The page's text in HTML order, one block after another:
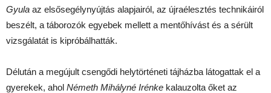
Gyula az elsősegélynyújtás alapjairól, az újraélesztés technikáiról
beszélt, a táborozók egyebek mellett a mentőhívást és a sérült
vizsgálatát is kipróbálhatták.
Délután a megújult csengődi helytörténeti tájházba látogattak el a
gyerekek, ahol Németh Mihályné Irénke kalauzolta őket az